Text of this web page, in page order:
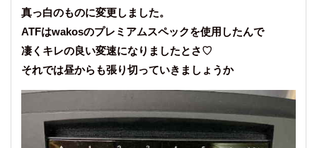
真っ白のものに変更しました。
ATFはwakosのプレミアムスペックを使用したんで
凄くキレの良い変速になりましたとさ♡
それでは昼からも張り切っていきましょうか